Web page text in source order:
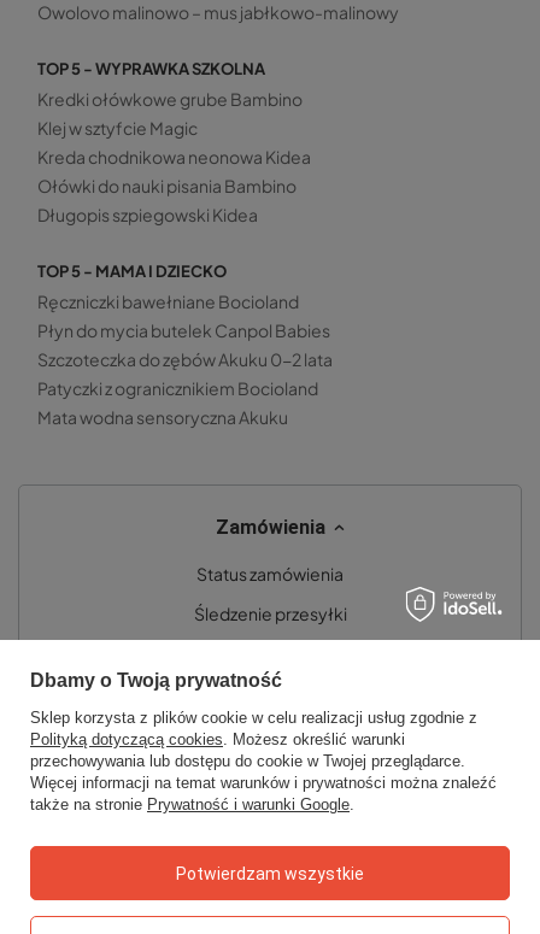
Owolovo malinowo – mus jabłkowo-malinowy
TOP 5 - WYPRAWKA SZKOLNA
Kredki ołówkowe grube Bambino
Klej w sztyfcie Magic
Kreda chodnikowa neonowa Kidea
Ołówki do nauki pisania Bambino
Długopis szpiegowski Kidea
TOP 5 - MAMA I DZIECKO
Ręczniczki bawełniane Bocioland
Płyn do mycia butelek Canpol Babies
Szczoteczka do zębów Akuku 0-2 lata
Patyczki z ogranicznikiem Bocioland
Mata wodna sensoryczna Akuku
Zamówienia
Status zamówienia
Śledzenie przesyłki
Chcę zwrócić produkt
Chcę wymienić towar
Kontakt
Dbamy o Twoją prywatność
Sklep korzysta z plików cookie w celu realizacji usług zgodnie z
Polityką dotyczącą cookies. Możesz określić warunki
przechowywania lub dostępu do cookie w Twojej przeglądarce.
Więcej informacji na temat warunków i prywatności można znaleźć
także na stronie Prywatność i warunki Google.
Potwierdzam wszystkie